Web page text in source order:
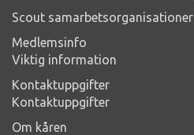
Scout samarbetsorganisationer
Medlemsinfo
Viktig information
Kontaktuppgifter
Kontaktuppgifter
Om kåren